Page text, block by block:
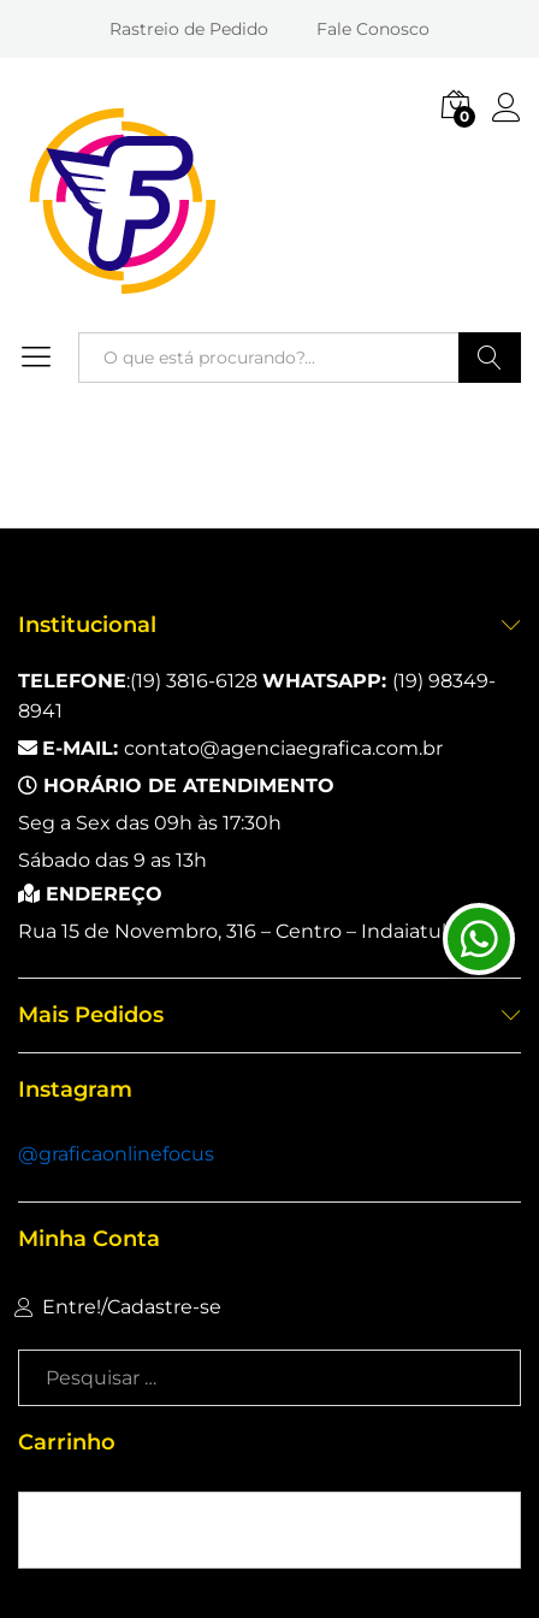
Rastreio de Pedido Fale Conosco
0
Institucional
TELEFONE:(19) 3816-6128 WHATSAPP: (19) 98349-
8941
E-MAIL: contato@agenciaegrafica.com.br
HORÁRIO DE ATENDIMENTO
Seg a Sex das 09h às 17:30h
Sábado das 9 as 13h
ENDEREÇO
Rua 15 de Novembro, 316 – Centro – Indaiatuba/SP.
Mais Pedidos
Instagram
@graficaonlinefocus
Minha Conta
Entre!/Cadastre-se
Carrinho